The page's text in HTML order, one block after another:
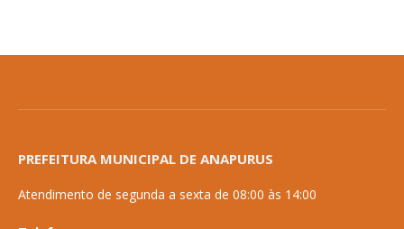
PREFEITURA MUNICIPAL DE ANAPURUS
Atendimento de segunda a sexta de 08:00 às 14:00